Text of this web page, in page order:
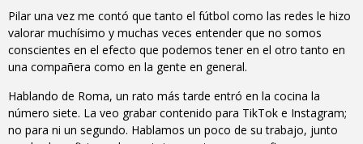
Pilar una vez me contó que tanto el fútbol como las redes le hizo
valorar muchísimo y muchas veces entender que no somos
conscientes en el efecto que podemos tener en el otro tanto en
una compañera como en la gente en general.
Hablando de Roma, un rato más tarde entró en la cocina la
número siete. La veo grabar contenido para TikTok e Instagram;
no para ni un segundo. Hablamos un poco de su trabajo, junto